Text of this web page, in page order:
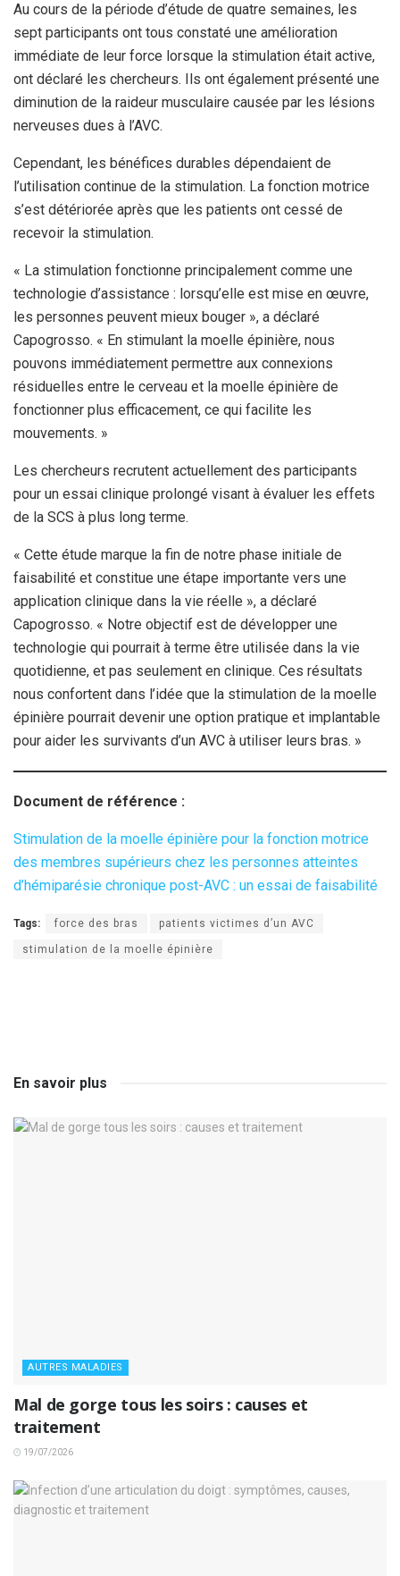
Au cours de la période d’étude de quatre semaines, les
sept participants ont tous constaté une amélioration
immédiate de leur force lorsque la stimulation était active,
ont déclaré les chercheurs. Ils ont également présenté une
diminution de la raideur musculaire causée par les lésions
nerveuses dues à l’AVC.
Cependant, les bénéfices durables dépendaient de
l’utilisation continue de la stimulation. La fonction motrice
s’est détériorée après que les patients ont cessé de
recevoir la stimulation.
« La stimulation fonctionne principalement comme une
technologie d’assistance : lorsqu’elle est mise en œuvre,
les personnes peuvent mieux bouger », a déclaré
Capogrosso. « En stimulant la moelle épinière, nous
pouvons immédiatement permettre aux connexions
résiduelles entre le cerveau et la moelle épinière de
fonctionner plus efficacement, ce qui facilite les
mouvements. »
Les chercheurs recrutent actuellement des participants
pour un essai clinique prolongé visant à évaluer les effets
de la SCS à plus long terme.
« Cette étude marque la fin de notre phase initiale de
faisabilité et constitue une étape importante vers une
application clinique dans la vie réelle », a déclaré
Capogrosso. « Notre objectif est de développer une
technologie qui pourrait à terme être utilisée dans la vie
quotidienne, et pas seulement en clinique. Ces résultats
nous confortent dans l’idée que la stimulation de la moelle
épinière pourrait devenir une option pratique et implantable
pour aider les survivants d’un AVC à utiliser leurs bras. »
Document de référence :
Stimulation de la moelle épinière pour la fonction motrice
des membres supérieurs chez les personnes atteintes
d’hémiparésie chronique post-AVC : un essai de faisabilité
Tags: force des bras patients victimes d’un AVC
stimulation de la moelle épinière
En savoir plus
AUTRES MALADIES
Mal de gorge tous les soirs : causes et
traitement
19/07/2026